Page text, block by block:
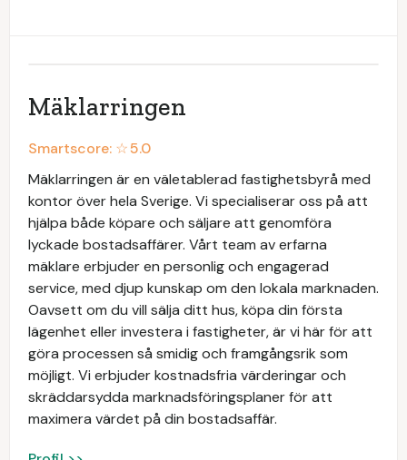
Mäklarringen
Smartscore: ☆5.0
Mäklarringen är en väletablerad fastighetsbyrå med
kontor över hela Sverige. Vi specialiserar oss på att
hjälpa både köpare och säljare att genomföra
lyckade bostadsaffärer. Vårt team av erfarna
mäklare erbjuder en personlig och engagerad
service, med djup kunskap om den lokala marknaden.
Oavsett om du vill sälja ditt hus, köpa din första
lägenhet eller investera i fastigheter, är vi här för att
göra processen så smidig och framgångsrik som
möjligt. Vi erbjuder kostnadsfria värderingar och
skräddarsydda marknadsföringsplaner för att
maximera värdet på din bostadsaffär.